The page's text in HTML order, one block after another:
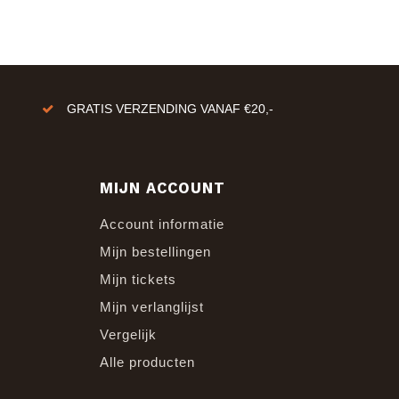
GRATIS VERZENDING VANAF €20,-
MIJN ACCOUNT
Account informatie
Mijn bestellingen
Mijn tickets
Mijn verlanglijst
Vergelijk
Alle producten